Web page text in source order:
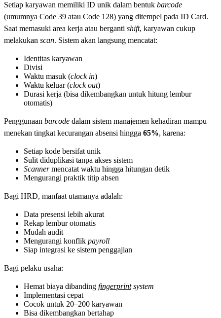
Setiap karyawan memiliki ID unik dalam bentuk barcode
(umumnya Code 39 atau Code 128) yang ditempel pada ID Card.
Saat memasuki area kerja atau berganti shift, karyawan cukup
melakukan scan. Sistem akan langsung mencatat:
Identitas karyawan
Divisi
Waktu masuk (clock in)
Waktu keluar (clock out)
Durasi kerja (bisa dikembangkan untuk hitung lembur
otomatis)
Penggunaan barcode dalam sistem manajemen kehadiran mampu
menekan tingkat kecurangan absensi hingga 65%, karena:
Setiap kode bersifat unik
Sulit diduplikasi tanpa akses sistem
Scannermencatat waktu hingga hitungan detik
Mengurangi praktik titip absen
Bagi HRD, manfaat utamanya adalah:
Data presensi lebih akurat
Rekap lembur otomatis
Mudah audit
Mengurangi konflik payroll
Siap integrasi ke sistem penggajian
Bagi pelaku usaha:
Hemat biaya dibanding fingerprintsystem
Implementasi cepat
Cocok untuk 20–200 karyawan
Bisa dikembangkan bertahap